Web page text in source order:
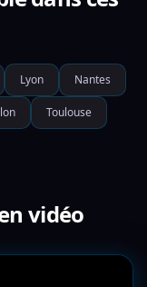
Lyon Nantes
Toulouse
vidéo